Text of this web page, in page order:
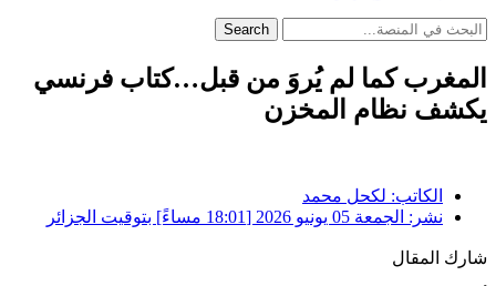
Search
المغرب كما لم يُروَ من قبل…كتاب فرنسي
يكشف نظام المخزن
الكاتب: لكحل محمد
نشر: الجمعة 05 يونيو 2026 [18:01 مساءً] بتوقيت الجزائر
شارك المقال